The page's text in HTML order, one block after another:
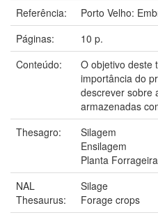
Referência:
Porto Velho:
Páginas:
10 p.
Conteúdo:
O objetivo deste
importância do
descrever sobre
armazenadas
Thesagro:
Silagem
Ensilagem
Planta Forrageira
NAL
Thesaurus:
Silage
Forage crops